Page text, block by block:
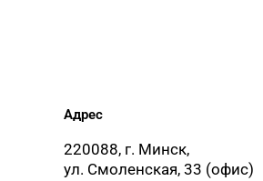
Адрес
220088, г. Минск,
ул. Смоленская, 33 (офис)